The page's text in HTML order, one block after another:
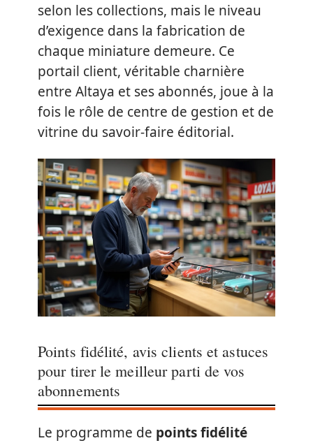
selon les collections, mais le niveau
d’exigence dans la fabrication de
chaque miniature demeure. Ce
portail client, véritable charnière
entre Altaya et ses abonnés, joue à la
fois le rôle de centre de gestion et de
vitrine du savoir-faire éditorial.
Points fidélité, avis clients et astuces
pour tirer le meilleur parti de vos
abonnements
Le programme de points fidélité